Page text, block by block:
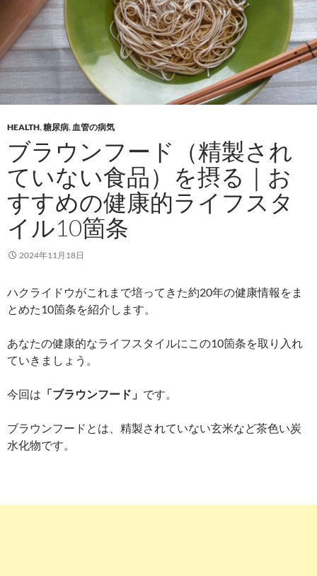
HEALTH,糖尿病, 血管の病気
ブラウンフード（精製され
ていない食品）を摂る｜お
すすめの健康的ライフスタ
イル10箇条
2024年11月18日
ハクライドウがこれまで培ってきた約20年の健康情報をま
とめた10箇条を紹介します。
あなたの健康的なライフスタイルにこの10箇条を取り入れ
ていきましょう。
今回は 「ブラウンフード」 です。
ブラウンフードとは、精製されていない玄米など茶色い炭
水化物です。